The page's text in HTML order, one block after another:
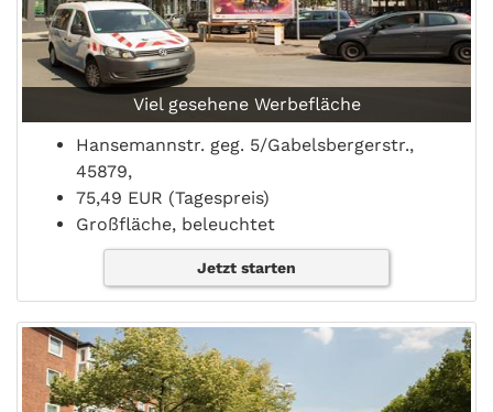
Viel gesehene Werbefläche
Hansemannstr. geg. 5/Gabelsbergerstr.,
45879,
75,49 EUR (Tagespreis)
Großfläche, beleuchtet
Jetzt starten